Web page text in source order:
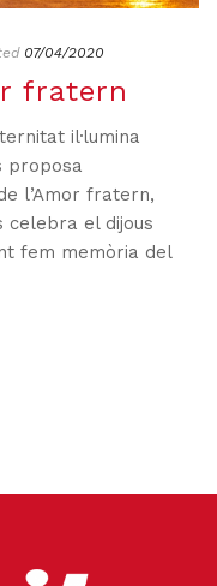
07/04/2020
fratern
il·lumina
proposa
l’Amor fratern,
celebra el dijous
fem memòria del